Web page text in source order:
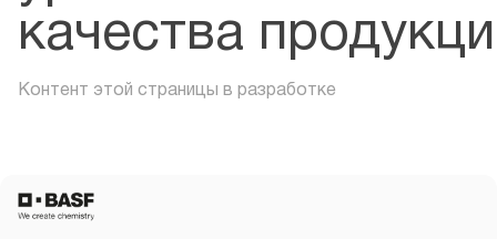
качества
Контент этой страницы в разработке